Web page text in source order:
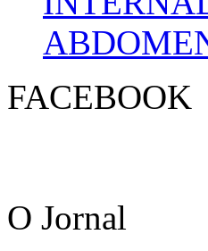
FACEBOOK
O Jornal